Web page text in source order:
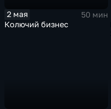
2 мая
50 мин
Колючий бизнес